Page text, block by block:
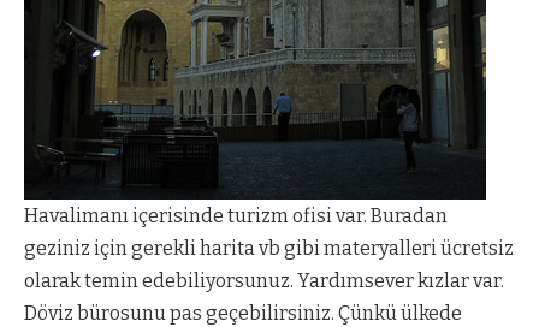
Havalimanı içerisinde turizm ofisi var. Buradan
geziniz için gerekli harita vb gibi materyalleri ücretsiz
olarak temin edebiliyorsunuz. Yardımsever kızlar var.
Döviz bürosunu pas geçebilirsiniz. Çünkü ülkede